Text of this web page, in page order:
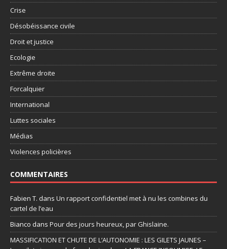
Crise
Désobéissance civile
Droit et justice
Ecologie
Extrême droite
Forcalquier
International
Luttes sociales
Médias
Violences policières
COMMENTAIRES
Fabien T. dans Un rapport confidentiel met à nu les combines du
cartel de l’eau
Bianco dans Pour des jours heureux, par Ghislaine.
MASSIFICATION ET CHUTE DE L’AUTONOMIE : LES GILETS JAUNES –